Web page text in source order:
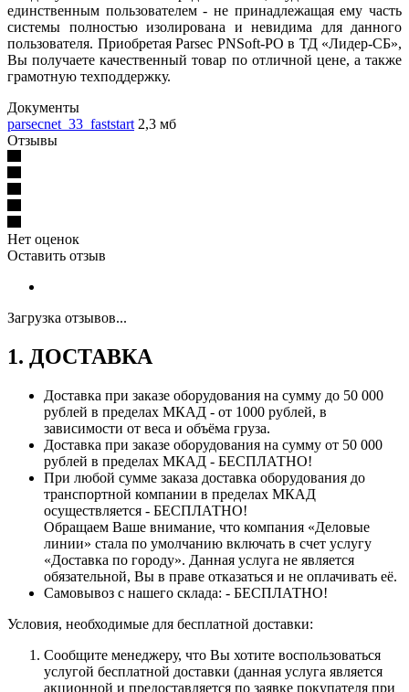
единственным пользователем - не принадлежащая ему часть
системы полностью изолирована и невидима для данного
пользователя. Приобретая Parsec PNSoft-PO в ТД «Лидер-СБ»,
Вы получаете качественный товар по отличной цене, а также
грамотную техподдержку.
Документы
parsecnet_33_faststart 2,3 мб
Отзывы
Нет оценок
Оставить отзыв
Загрузка отзывов...
1. ДОСТАВКА
Доставка при заказе оборудования на сумму до 50 000
рублей в пределах МКАД - от 1000 рублей, в
зависимости от веса и объёма груза.
Доставка при заказе оборудования на сумму от 50 000
рублей в пределах МКАД - БЕСПЛАТНО!
При любой сумме заказа доставка оборудования до
транспортной компании в пределах МКАД
осуществляется - БЕСПЛАТНО!
Обращаем Ваше внимание, что компания «Деловые
линии» стала по умолчанию включать в счет услугу
«Доставка по городу». Данная услуга не является
обязательной, Вы в праве отказаться и не оплачивать её.
Самовывоз с нашего склада: - БЕСПЛАТНО!
Условия, необходимые для бесплатной доставки:
Сообщите менеджеру, что Вы хотите воспользоваться
услугой бесплатной доставки (данная услуга является
акционной и предоставляется по заявке покупателя при